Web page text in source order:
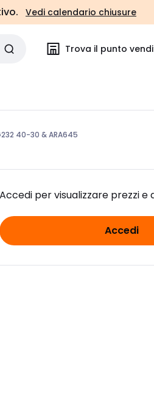
Vedi calendario chiusure
Trova il punto
40-30 & ARA645
Accedi per visualizzare prezzi e
Accedi